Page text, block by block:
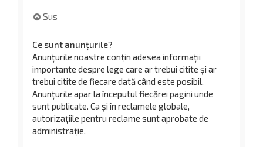
Sus
Ce sunt anunţurile?
Anunțurile noastre conțin adesea informații
importante despre lege care ar trebui citite și ar
trebui citite de fiecare dată când este posibil.
Anunțurile apar la începutul fiecărei pagini unde
sunt publicate. Ca și în reclamele globale,
autorizațiile pentru reclame sunt aprobate de
administraţie.